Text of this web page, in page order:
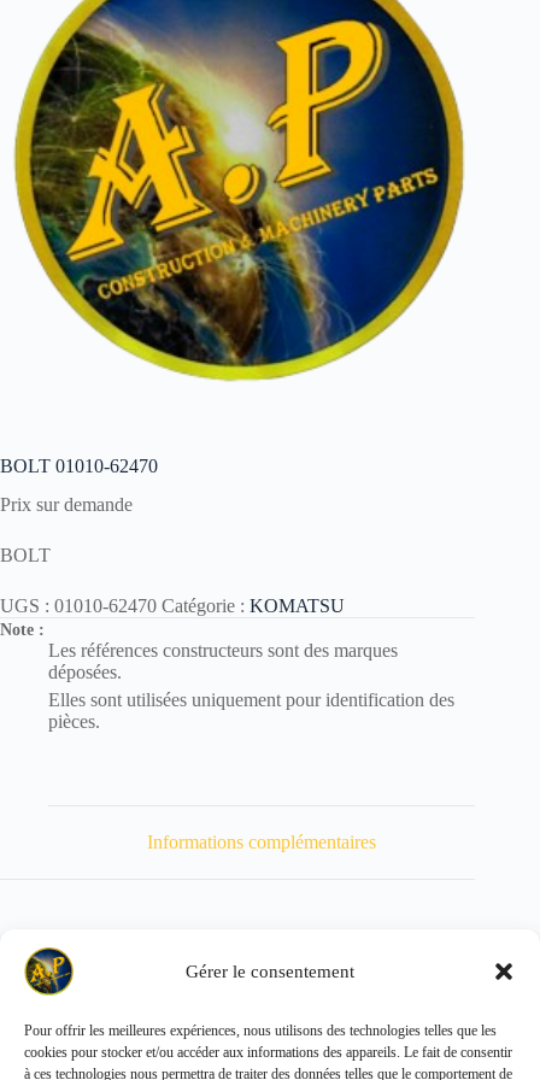
Gérer le consentement
Pour offrir les meilleures expériences, nous utilisons des technologies telles que les
cookies pour stocker et/ou accéder aux informations des appareils. Le fait de consentir
à ces technologies nous permettra de traiter des données telles que le comportement de
BOLT 01010-62470
Prix sur demande
BOLT
UGS : 01010-62470 Catégorie : KOMATSU
Note :
Les références constructeurs sont des marques
déposées.
Elles sont utilisées uniquement pour identification des
pièces.
Informations complémentaires
Poids 333 kg
Copyright © 2026 - ALL PARTS FRANCE SAS